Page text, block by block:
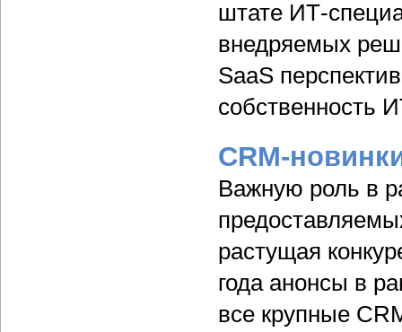
штате ИТ-
внедряемых
SaaS
собственность
CRM-
Важную роль в
растущая
года анонсы в
все крупные